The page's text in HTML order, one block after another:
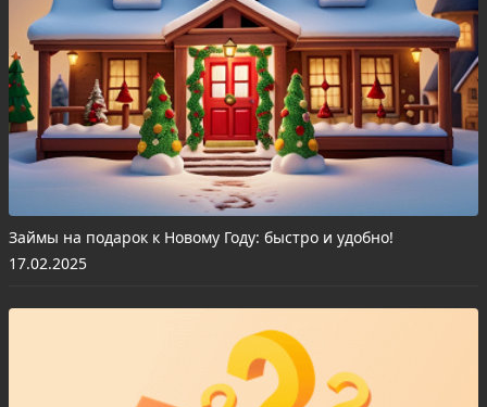
Займы на подарок к Новому Году: быстро и удобно!
17.02.2025